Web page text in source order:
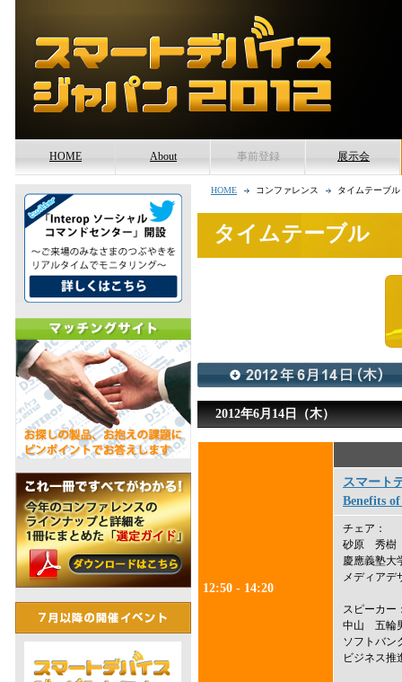
HOME About
各種問い合わせ
事前登録 展示会
参加予定企業/団
デジタルメディ
ンステージ
会場内マップ
HOME コンファレンス タイムテーブル
タイムテーブル
2012年6月14日（木）
12:50 - 14:20
スマート
Benefits
チェア：
砂原 秀樹
慶應義塾大
メディア
スピーカー
中山 五輪
ソフトバン
ビジネス